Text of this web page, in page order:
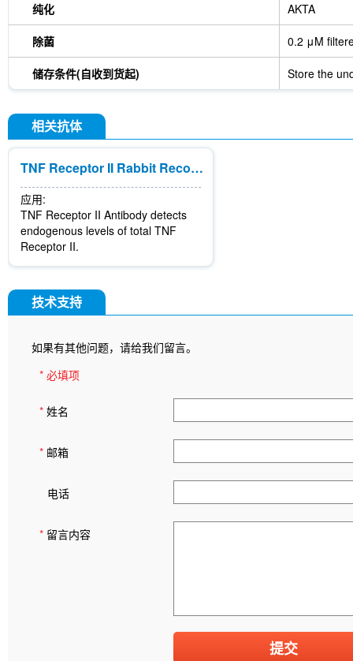
纯化 AKTA
除菌 0.2 μM
储存条件(自收到货起) Store the
相关抗体
TNF Receptor II Rabbit Recombinant mAb
应用:
TNF Receptor II Antibody detects
endogenous levels of total TNF
Receptor II.
技术支持
如果有其他问题，请给我们留言。
* 必填项
* 姓名
* 邮箱
电话
* 留言内容